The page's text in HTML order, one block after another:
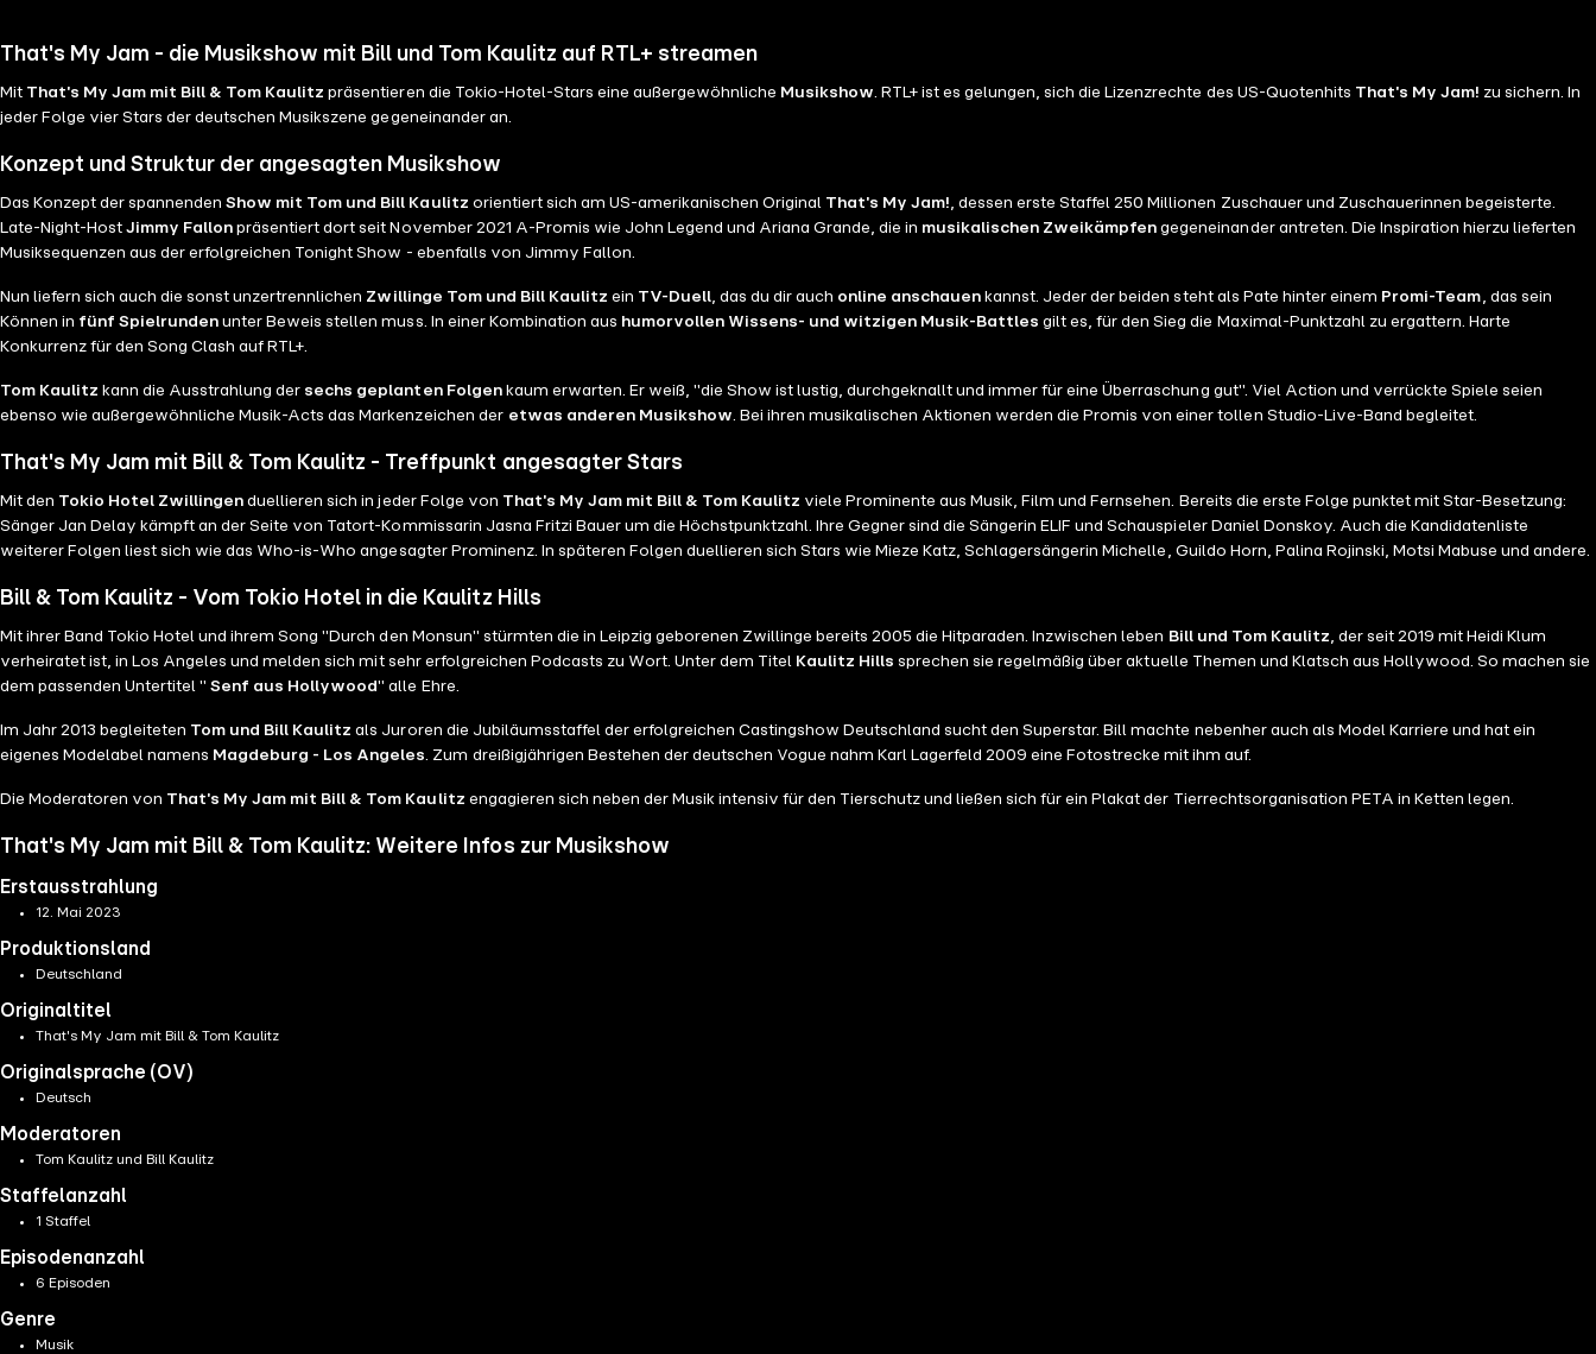
That's My Jam - die Musikshow mit Bill und Tom Kaulitz auf RTL+ streamen
Mit That's My Jam mit Bill & Tom Kaulitz präsentieren die Tokio-Hotel-Stars eine außergewöhnliche Musikshow. RTL+ ist es gelungen, sich die Lizenzrechte des US-Quotenhits That's My Jam! zu sichern. In
jeder Folge vier Stars der deutschen Musikszene gegeneinander an.
Konzept und Struktur der angesagten Musikshow
Das Konzept der spannendenShow mit Tom und Bill Kaulitz orientiert sich am US-amerikanischen Original That's My Jam!, dessen erste Staffel 250 Millionen Zuschauer und Zuschauerinnen begeisterte.
Late-Night-HostJimmy Fallon präsentiert dort seit November 2021 A-Promis wie John Legend und Ariana Grande, die in musikalischen Zweikämpfen gegeneinander antreten. Die Inspiration hierzu lieferten
Musiksequenzen aus der erfolgreichen Tonight Show - ebenfalls von Jimmy Fallon.
Nun liefern sich auch die sonst unzertrennlichen Zwillinge Tom und Bill Kaulitz ein TV-Duell, das du dir auch online anschauen kannst. Jeder der beiden steht als Pate hinter einem Promi-Team, das sein
Können in fünf Spielrunden unter Beweis stellen muss. In einer Kombination aus humorvollen Wissens- und witzigen Musik-Battles gilt es, für den Sieg die Maximal-Punktzahl zu ergattern. Harte
Konkurrenz für den Song Clash auf RTL+.
Tom Kaulitz kann die Ausstrahlung der sechs geplanten Folgenkaum erwarten. Er weiß, "die Show ist lustig, durchgeknallt und immer für eine Überraschung gut". Viel Action und verrückte Spiele seien
ebenso wie außergewöhnliche Musik-Acts das Markenzeichen der etwas anderen Musikshow. Bei ihren musikalischen Aktionen werden die Promis von einer tollen Studio-Live-Band begleitet.
That's My Jam mit Bill & Tom Kaulitz - Treffpunkt angesagter Stars
Mit den Tokio Hotel Zwillingen duellieren sich in jeder Folge von That's My Jam mit Bill & Tom Kaulitz viele Prominente aus Musik, Film und Fernsehen. Bereits die erste Folge punktet mit Star-Besetzung:
Sänger Jan Delay kämpft an der Seite von Tatort-Kommissarin Jasna Fritzi Bauer um die Höchstpunktzahl. Ihre Gegner sind die Sängerin ELIF und Schauspieler Daniel Donskoy. Auch die Kandidatenliste
weiterer Folgen liest sich wie das Who-is-Who angesagter Prominenz. In späteren Folgen duellieren sich Stars wie Mieze Katz, Schlagersängerin Michelle, Guildo Horn, Palina Rojinski, Motsi Mabuse und andere.
Bill & Tom Kaulitz - Vom Tokio Hotel in die Kaulitz Hills
Mit ihrer Band Tokio Hotel und ihrem Song "Durch den Monsun" stürmten die in Leipzig geborenen Zwillinge bereits 2005 die Hitparaden. Inzwischen leben Bill und Tom Kaulitz, der seit 2019 mit Heidi Klum
verheiratet ist, in Los Angeles und melden sich mit sehr erfolgreichen Podcasts zu Wort. Unter dem Titel Kaulitz Hills sprechen sie regelmäßig über aktuelle Themen und Klatsch aus Hollywood. So machen sie
dem passenden Untertitel "Senf aus Hollywood" alle Ehre.
Im Jahr 2013 begleiteten Tom und Bill Kaulitz als Juroren die Jubiläumsstaffel der erfolgreichen Castingshow Deutschland sucht den Superstar. Bill machte nebenher auch als Model Karriere und hat ein
eigenes Modelabel namens Magdeburg - Los Angeles. Zum dreißigjährigen Bestehen der deutschen Vogue nahm Karl Lagerfeld 2009 eine Fotostrecke mit ihm auf.
Die Moderatoren von That's My Jam mit Bill & Tom Kaulitz engagieren sich neben der Musik intensiv für den Tierschutz und ließen sich für ein Plakat der Tierrechtsorganisation PETA in Ketten legen.
That's My Jam mit Bill & Tom Kaulitz: Weitere Infos zur Musikshow
Erstausstrahlung
12. Mai 2023
Produktionsland
Deutschland
Originaltitel
That's My Jam mit Bill & Tom Kaulitz
Originalsprache (OV)
Deutsch
Moderatoren
Tom Kaulitz und Bill Kaulitz
Staffelanzahl
1 Staffel
Episodenanzahl
6 Episoden
Genre
Musik